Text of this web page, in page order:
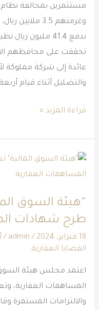
مستثمرين بمخالفة نظام
وغرمتهم 3.5
بدفع 41.4 مليون
تحققت على محافظهم
عائدة إلى شركة مملوكة
والتضليل أثناء قيام
وإلزامهم
وشركة
محلية
بدفع
44.9
مليون
قراءة المزيد »
“هيئة السوق
طرح شهادات
18 فبراير، 2024 /
admin
/
القضايا العقارية
​اعتمد مجلس هيئة
المساهمات العقارية،
والالتزامات المستمرة
“هيئة
السوق
تعتمد
تعليمات
طرح
شهادات
المساهمات
العقارية